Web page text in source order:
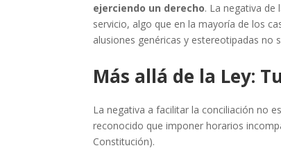
ejerciendo un derecho. La negativa
servicio, algo que en la mayoría de los
alusiones genéricas y estereotipadas no
Más allá de la Ley:
La negativa a facilitar la conciliación no
reconocido que imponer horarios
Constitución).